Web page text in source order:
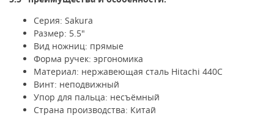
Серия: Sakura
Размер: 5.5"
Вид ножниц: прямые
Форма ручек: эргономика
Материал: нержавеющая сталь Hitachi 440C
Винт: неподвижный
Упор для пальца: несъёмный
Страна производства: Китай